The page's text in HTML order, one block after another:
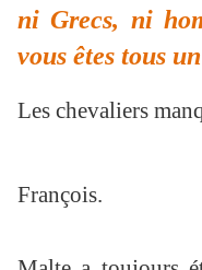
ni Grecs, ni
vous êtes tous
Les chevaliers
François.